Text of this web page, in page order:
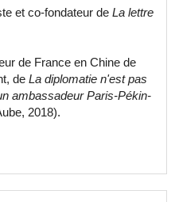
et co-fondateur de La lettre
de France en Chine de
de La diplomatie n'est pas
ambassadeur Paris-Pékin-
2018).